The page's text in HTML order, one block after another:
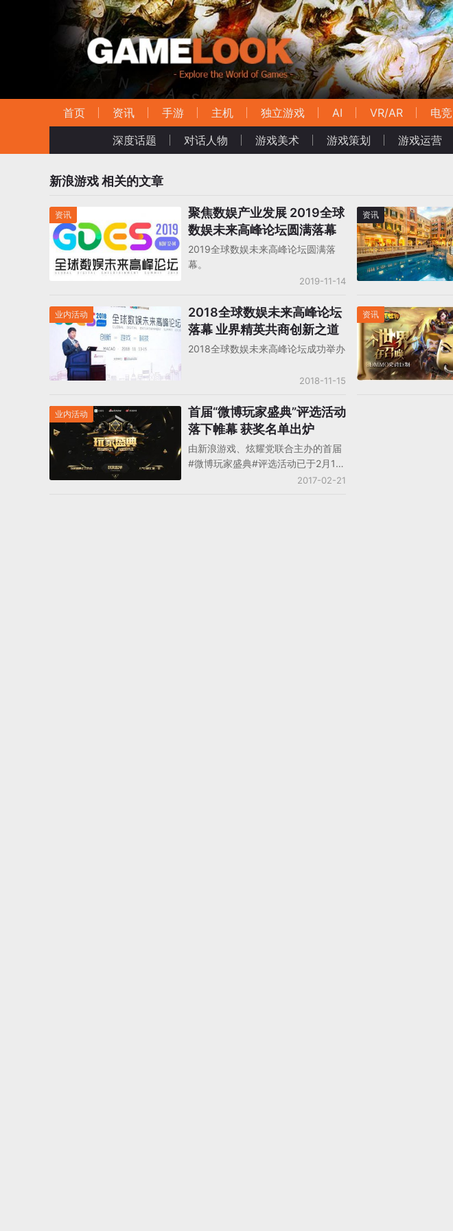
首页 资讯 手游 主机 独立游戏 AI VR/AR
电竞
深度话题
对话人物 游戏美术 游戏策划 游戏运营
新浪游戏相关的文章
资讯
聚焦数娱产业发展 2019全球
数娱未来高峰论坛圆满落幕
2019全球数娱未来高峰论坛圆满落
幕。
2019-11-14
资讯
业内活动
2018全球数娱未来高峰论坛
落幕 业界精英共商创新之道
2018全球数娱未来高峰论坛成功举办
2018-11-15
资讯
业内活动
首届“微博玩家盛典”评选活动
落下帷幕 获奖名单出炉
由新浪游戏、炫耀党联合主办的首届
#微博玩家盛典#评选活动已于2月17
日正式落下帷幕，此次评选活动在各
2017-02-21